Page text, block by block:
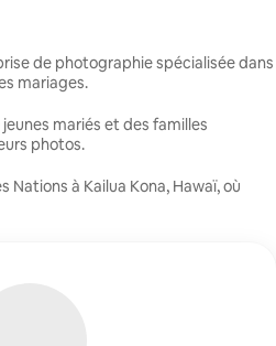
de photographie spécialisée dans
mariages.
mariés et des familles
photos.
Nations à Kailua Kona, Hawaï, où